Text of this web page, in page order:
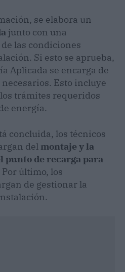
se elabora un
junto con una
las condiciones
Si esto se aprueba,
Aplicada se encarga de
Esto incluye
trámites requeridos
energía.
concluida, los técnicos
del montaje y la
punto de recarga para
Por último, los
de gestionar la